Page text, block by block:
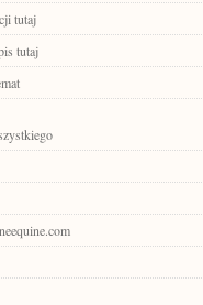
tutaj
tutaj